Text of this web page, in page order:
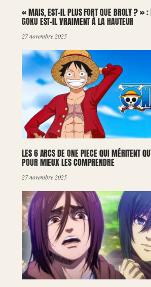
« MAIS, EST-IL PLUS FORT QUE BROLY ? » :
GOKU EST-IL VRAIMENT À LA HAUTEUR
27 novembre 2025
LES 6 ARCS DE ONE PIECE QUI MÉRITENT
POUR MIEUX LES COMPRENDRE
27 novembre 2025